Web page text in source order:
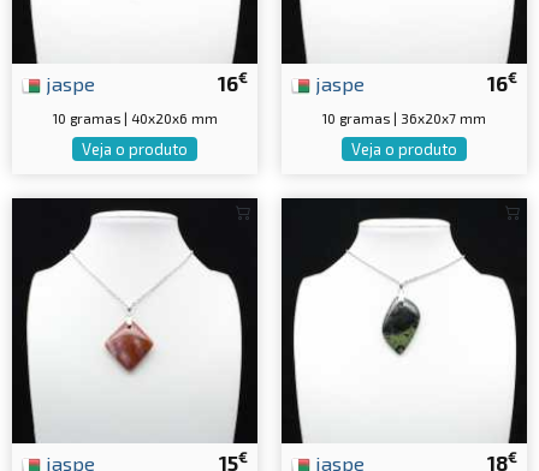
16€
jaspe
10 gramas | 40x20x6 mm
Veja o produto
16€
jaspe
10 gramas | 36x20x7 mm
Veja o produto
15€
jaspe 18€
jaspe